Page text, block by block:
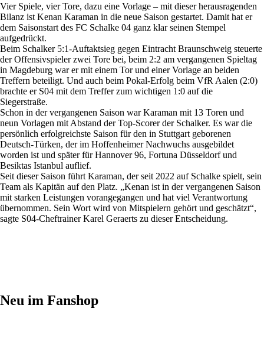
Vier Spiele, vier Tore, dazu eine Vorlage – mit dieser herausragenden
Bilanz ist Kenan Karaman in die neue Saison gestartet. Damit hat er
dem Saisonstart des FC Schalke 04 ganz klar seinen Stempel
aufgedrückt.
Beim Schalker 5:1-Auftaktsieg gegen Eintracht Braunschweig steuerte
der Offensivspieler zwei Tore bei, beim 2:2 am vergangenen Spieltag
in Magdeburg war er mit einem Tor und einer Vorlage an beiden
Treffern beteiligt. Und auch beim Pokal-Erfolg beim VfR Aalen (2:0)
brachte er S04 mit dem Treffer zum wichtigen 1:0 auf die
Siegerstraße.
Schon in der vergangenen Saison war Karaman mit 13 Toren und
neun Vorlagen mit Abstand der Top-Scorer der Schalker. Es war die
persönlich erfolgreichste Saison für den in Stuttgart geborenen
Deutsch-Türken, der im Hoffenheimer Nachwuchs ausgebildet
worden ist und später für Hannover 96, Fortuna Düsseldorf und
Besiktas Istanbul auflief.
Seit dieser Saison führt Karaman, der seit 2022 auf Schalke spielt, sein
Team als Kapitän auf den Platz. „Kenan ist in der vergangenen Saison
mit starken Leistungen vorangegangen und hat viel Verantwortung
übernommen. Sein Wort wird von Mitspielern gehört und geschätzt“,
sagte S04-Cheftrainer Karel Geraerts zu dieser Entscheidung.
Neu im Fanshop